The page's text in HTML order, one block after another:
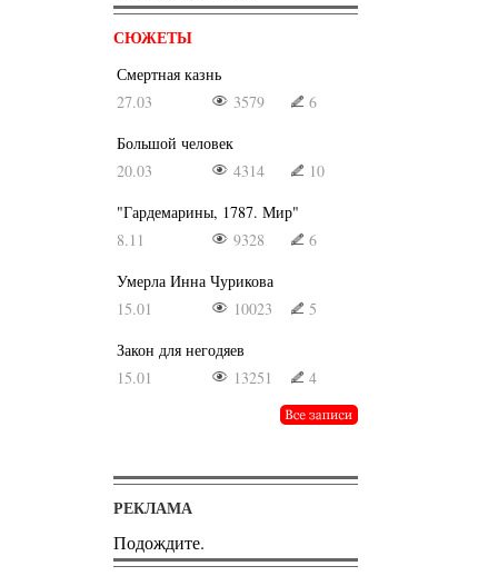
СЮЖЕТЫ
Смертная казнь
27.03
3579
6
Большой человек
20.03
4314
10
"Гардемарины, 1787. Мир"
8.11
9328
6
Умерла Инна Чурикова
15.01
10023
5
Закон для негодяев
15.01
13251 4
РЕКЛАМА
Подождите.